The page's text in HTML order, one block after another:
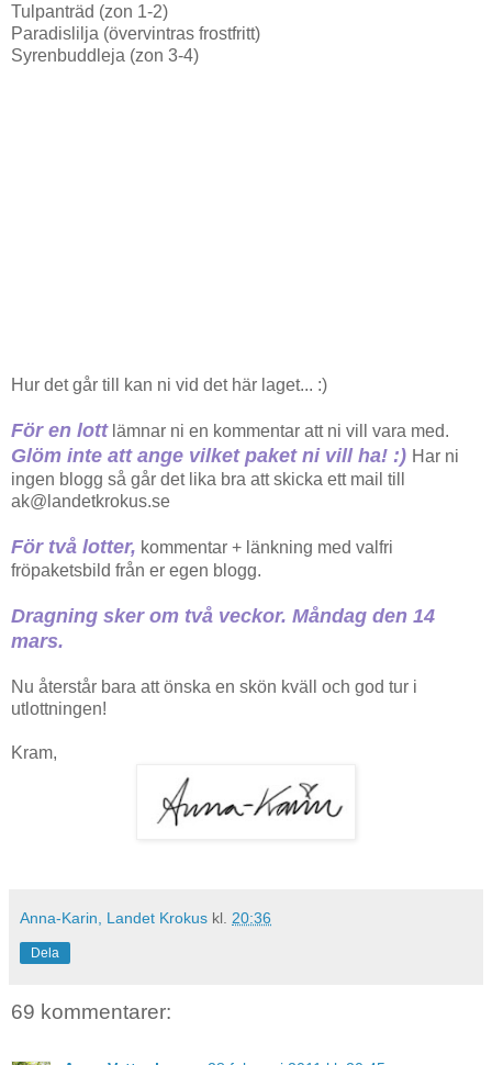
Tulpanträd (zon 1-2)
Paradislilja (övervintras frostfritt)
Syrenbuddleja (zon 3-4)
Hur det går till kan ni vid det här laget... :)
För en lottlämnar ni en kommentar att ni vill vara med.
Glöm inte att ange vilket paket ni vill ha! :) Har ni
ingen blogg så går det lika bra att skicka ett mail till
ak@landetkrokus.se
För två lotter, kommentar + länkning med valfri
fröpaketsbild från er egen blogg.
Dragning sker om två veckor. Måndag den 14
mars.
Nu återstår bara att önska en skön kväll och god tur i
utlottningen!
Kram,
Anna-Karin, Landet Krokus kl. 20:36
Dela
69 kommentarer: